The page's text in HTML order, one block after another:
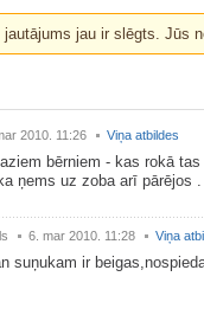
jautājums jau ir slēgts. Jūs
2010. 11:26 Viņa atbildes
bērniem - kas rokā
ņems uz zoba arī pārējos .
6. mar 2010. 11:28 Viņa
suņukam ir